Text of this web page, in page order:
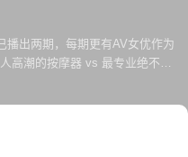
播出两期，每期更有AV女优作为
潮的按摩器 vs 最专业绝不高
射的男人——AV男优沢井亮